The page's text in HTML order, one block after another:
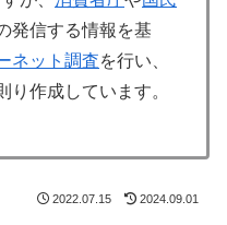
発信する情報を基
ネット調査を行い、
り作成しています。
2022.07.15 2024.09.01